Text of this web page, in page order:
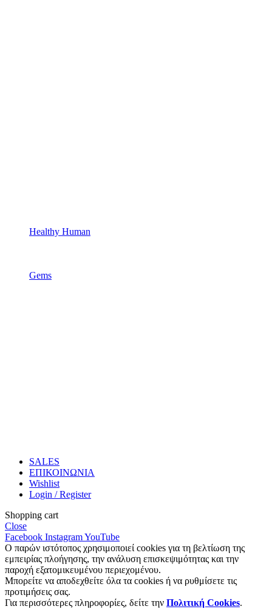
Healthy Human
Gems
SALES
ΕΠΙΚΟΙΝΩΝΙΑ
Wishlist
Login / Register
Shopping cart
Close
Facebook InstagramYouTube
Ο παρών ιστότοπος χρησιμοποιεί cookies για τη βελτίωση της
εμπειρίας πλοήγησης, την ανάλυση επισκεψιμότητας και την
παροχή εξατομικευμένου περιεχομένου.
Μπορείτε να αποδεχθείτε όλα τα cookies ή να ρυθμίσετε τις
προτιμήσεις σας.
Για περισσότερες πληροφορίες, δείτε την Πολιτική Cookies.